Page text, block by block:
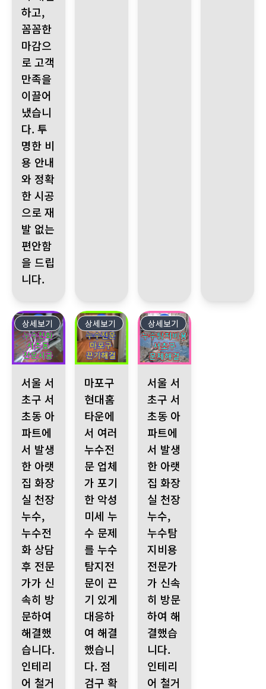
하고,
꼼꼼한
마감으
로 고객
만족을
이끌어
냈습니
다. 투
명한 비
용 안내
와 정확
한 시공
으로 재
발 없는
편안함
을 드립
니다.
3
상세보기
서울 서
초구 서
초동 아
파트에
서 발생
한 아랫
집 화장
실 천장
누수,
누수전
화 상담
후 전문
가가 신
속히 방
문하여
해결했
습니다.
인테리
어 철거
2
상세보기
마포구
현대홈
타운에
서 여러
누수전
문 업체
가 포기
한 악성
미세 누
수 문제
를 누수
탐지전
문이 끈
기 있게
대응하
여 해결
했습니
다. 점
검구 확
1
상세보기
서울 서
초구 서
초동 아
파트에
서 발생
한 아랫
집 화장
실 천장
누수,
누수탐
지비용
전문가
가 신속
히 방문
하여 해
결했습
니다.
인테리
어 철거